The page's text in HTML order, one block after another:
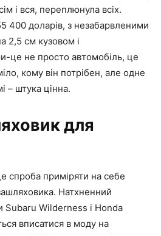
і вся, переплюнула всіх.
400 доларів, з незабарвленими
2,5 см кузовом і
це не просто автомобіль, це
кому він потрібен, але одне
– штука цінна.
для
спроба приміряти на себе
Натхненний
Subaru Wilderness і Honda
вписатися в моду на